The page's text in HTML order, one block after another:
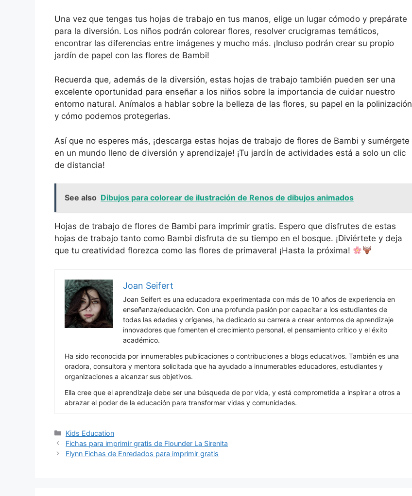
Una vez que tengas tus hojas de trabajo en tus manos, elige un lugar cómodo y prepárate
para la diversión. Los niños podrán colorear flores, resolver crucigramas temáticos,
encontrar las diferencias entre imágenes y mucho más. ¡Incluso podrán crear su propio
jardín de papel con las flores de Bambi!
Recuerda que, además de la diversión, estas hojas de trabajo también pueden ser una
excelente oportunidad para enseñar a los niños sobre la importancia de cuidar nuestro
entorno natural. Anímalos a hablar sobre la belleza de las flores, su papel en la polinización
y cómo podemos protegerlas.
Así que no esperes más, ¡descarga estas hojas de trabajo de flores de Bambi y sumérgete
en un mundo lleno de diversión y aprendizaje! ¡Tu jardín de actividades está a solo un clic
de distancia!
See also Dibujos para colorear de ilustración de Renos de dibujos animados
Hojas de trabajo de flores de Bambi para imprimir gratis. Espero que disfrutes de estas
hojas de trabajo tanto como Bambi disfruta de su tiempo en el bosque. ¡Diviértete y deja
que tu creatividad florezca como las flores de primavera! ¡Hasta la próxima!
Joan Seifert
Joan Seifert es una educadora experimentada con más de 10 años de experiencia en
enseñanza/educación. Con una profunda pasión por capacitar a los estudiantes de
todas las edades y orígenes, ha dedicado su carrera a crear entornos de aprendizaje
innovadores que fomenten el crecimiento personal, el pensamiento crítico y el éxito
académico.
Ha sido reconocida por innumerables publicaciones o contribuciones a blogs educativos. También es una
oradora, consultora y mentora solicitada que ha ayudado a innumerables educadores, estudiantes y
organizaciones a alcanzar sus objetivos.
Ella cree que el aprendizaje debe ser una búsqueda de por vida, y está comprometida a inspirar a otros a
abrazar el poder de la educación para transformar vidas y comunidades.
Categories
Kids Education
Fichas para imprimir gratis de Flounder La Sirenita
Flynn Fichas de Enredados para imprimir gratis